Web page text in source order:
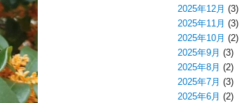
2025年12月 (3)
2025年11月 (3)
2025年10月 (2)
2025年9月 (3)
2025年8月 (2)
2025年7月 (3)
2025年6月 (2)